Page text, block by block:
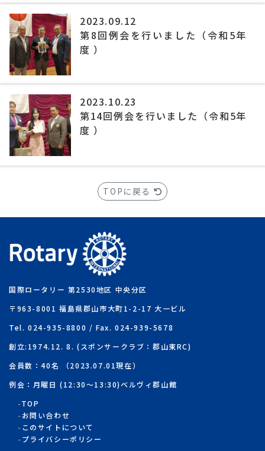
2023.09.12
第8回例会を行いました（令和5年
度 ）
2023.10.23
第14回例会を行いました（令和5年
度 ）
TOPに戻る
国際ロータリー 第2530地区 中央分区
〒963-8001 福島県郡山市大町1-2-17 大一ビル
Tel. 024-935-8800 / Fax. 024-939-5678
創立:1974.12. 8. (スポンサークラブ：郡山東RC)
会員数：40名 （2023.07.01現在）
例会：月曜日 (12:30～13:30)ベルヴィ郡山館
TOP
お問い合わせ
このサイトについて
プライバシーポリシー